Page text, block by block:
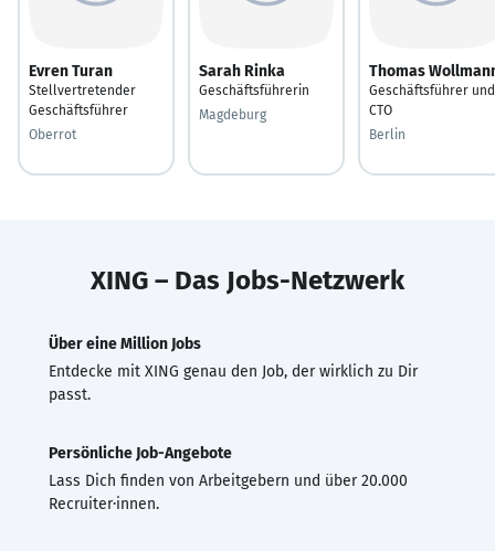
Evren Turan
Stellvertretender
Geschäftsführer
Oberrot
Sarah Rinka
Geschäftsführerin
Magdeburg
Thomas
Geschäftsführer und
CTO
Berlin
XING – Das Jobs-Netzwerk
Über eine Million Jobs
Entdecke mit XING genau den Job, der wirklich zu Dir
passt.
Persönliche Job-Angebote
Lass Dich finden von Arbeitgebern und über 20.000
Recruiter·innen.